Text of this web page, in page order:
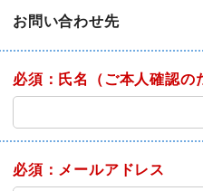
お問い合わせ先
必須：氏名 （ご本人確認
必須：メールアドレス